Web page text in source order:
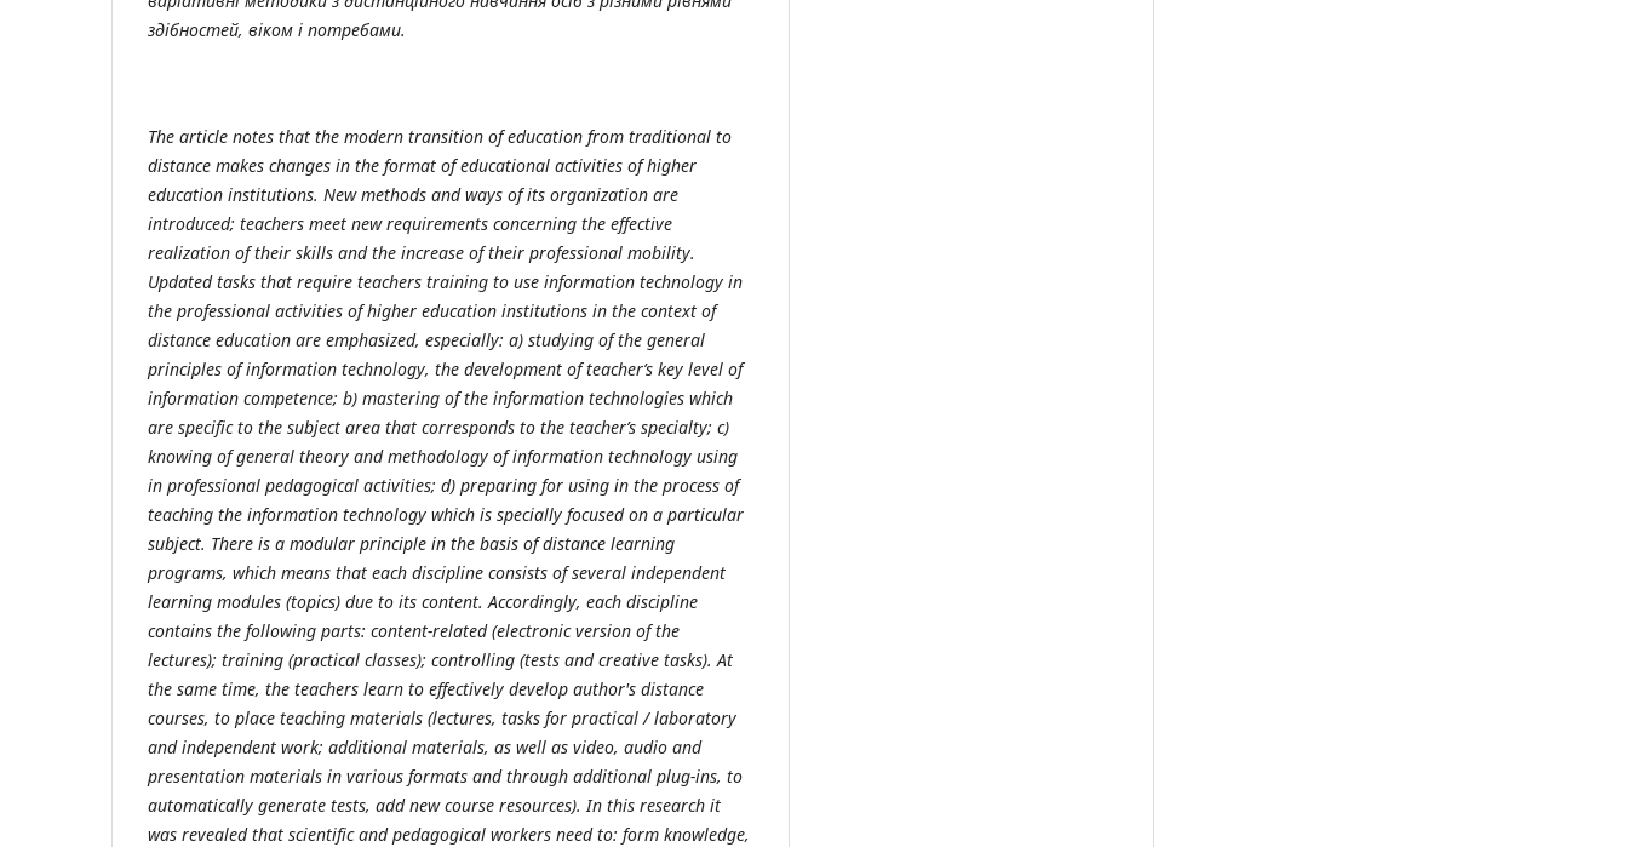
здібностей, віком і потребами.
The article notes that the modern transition of education from traditional to
distance makes changes in the format of educational activities of higher
education institutions. New methods and ways of its organization are
introduced; teachers meet new requirements concerning the effective
realization of their skills and the increase of their professional mobility.
Updated tasks that require teachers training to use information technology in
the professional activities of higher education institutions in the context of
distance education are emphasized, especially: a) studying of the general
principles of information technology, the development of teacher’s key level of
information competence; b) mastering of the information technologies which
are specific to the subject area that corresponds to the teacher’s specialty; c)
knowing of general theory and methodology of information technology using
in professional pedagogical activities; d) preparing for using in the process of
teaching the information technology which is specially focused on a particular
subject. There is a modular principle in the basis of distance learning
programs, which means that each discipline consists of several independent
learning modules (topics) due to its content. Accordingly, each discipline
contains the following parts: content-related (electronic version of the
lectures); training (practical classes); controlling (tests and creative tasks). At
the same time, the teachers learn to effectively develop author's distance
courses, to place teaching materials (lectures, tasks for practical / laboratory
and independent work; additional materials, as well as video, audio and
presentation materials in various formats and through additional plug-ins, to
automatically generate tests, add new course resources). In this research it
was revealed that scientific and pedagogical workers need to: form knowledge,